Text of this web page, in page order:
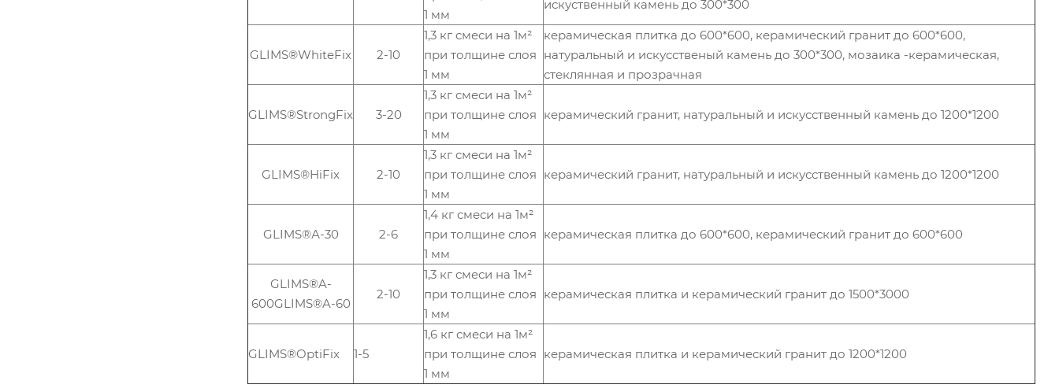
1 мм
искуственный камень до 300*300
GLIMS®WhiteFix 2-10
1,3 кг смеси на 1м²
при толщине слоя
1 мм
керамическая плитка до 600*600, керамический гранит до 600*600,
натуральный и искусственый камень до 300*300, мозаика -керамическая,
стеклянная и прозрачная
GLIMS®StrongFix 3-20
1,3 кг смеси на 1м²
при толщине слоя
1 мм
керамический гранит, натуральный и искусственный камень до 1200*1200
GLIMS®HiFix 2-10
1,3 кг смеси на 1м²
при толщине слоя
1 мм
керамический гранит, натуральный и искусственный камень до 1200*1200
GLIMS®А-30 2-6
1,4 кг смеси на 1м²
при толщине слоя
1 мм
керамическая плитка до 600*600, керамический гранит до 600*600
GLIMS®A-
600GLIMS®A-60
2-10
1,3 кг смеси на 1м²
при толщине слоя
1 мм
керамическая плитка и керамический гранит до 1500*3000
GLIMS®OptiFix 1-5
1,6 кг смеси на 1м²
при толщине слоя
1 мм
керамическая плитка и керамический гранит до 1200*1200